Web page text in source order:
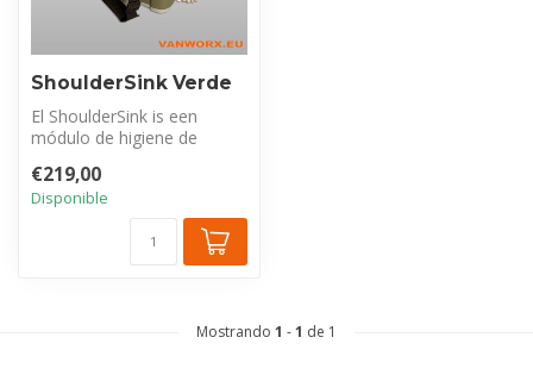
ShoulderSink Verde
El ShoulderSink is een
módulo de higiene de
con 5 litr...
€219,00
Disponible
Mostrando 1 -1 de 1